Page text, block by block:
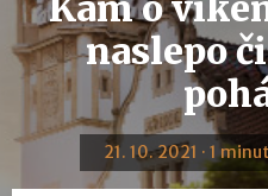
naslepo
21. 10. 2021 · 1